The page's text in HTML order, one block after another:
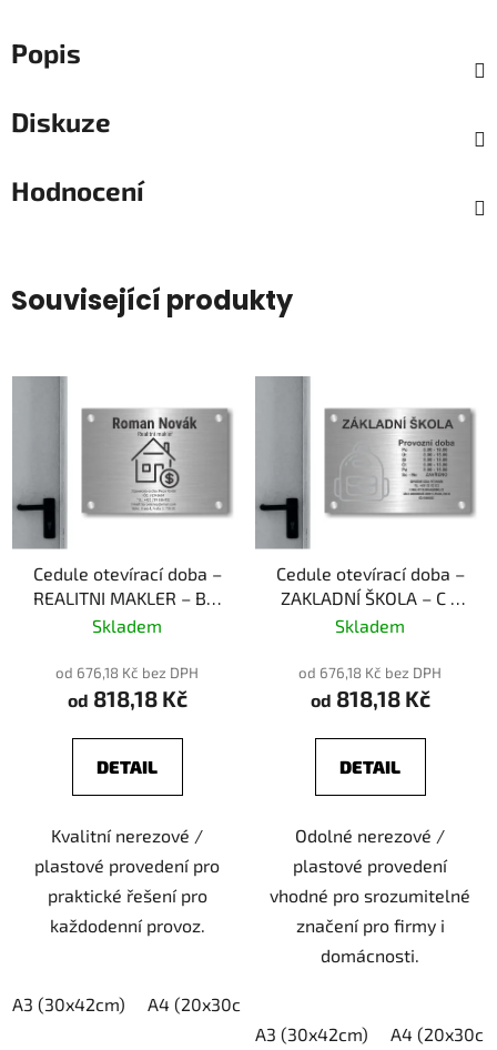
Popis
Diskuze
Hodnocení
Související produkty
Cedule otevírací doba –
REALITNI MAKLER – B –
plast (piktogram)
Skladem
od 676,18 Kč bez DPH
od 818,18 Kč
DETAIL
Kvalitní nerezové /
plastové provedení pro
praktické řešení pro
každodenní provoz.
A3 (30x42cm) A4 (20x30cm)
Cedule otevírací doba –
ZAKLADNÍ ŠKOLA – C –
plast (piktogram)
Skladem
od 676,18 Kč bez DPH
od 818,18 Kč
DETAIL
Odolné nerezové /
plastové provedení
vhodné pro srozumitelné
značení pro firmy i
domácnosti.
A3 (30x42cm) A4